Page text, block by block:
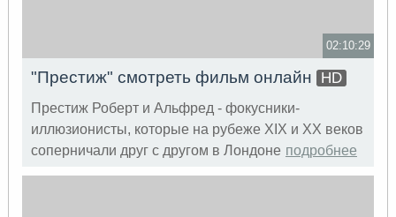
02:10:29
"Престиж" смотреть фильм онлайн HD
Престиж Роберт и Альфред - фокусники-
иллюзионисты, которые на рубеже XIX и XX веков
соперничали друг с другом в Лондоне подробнее